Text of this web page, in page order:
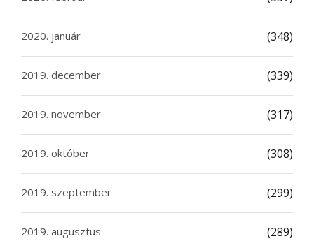
2020. január (348)
2019. december (339)
2019. november (317)
2019. október (308)
2019. szeptember (299)
2019. augusztus (289)